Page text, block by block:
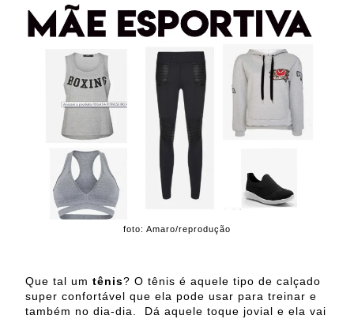
foto: Amaro/reprodução
Que tal um tênis? O tênis é aquele tipo de calçado
super confortável que ela pode usar para treinar e
também no dia-dia.
Dá aquele toque jovial e ela vai